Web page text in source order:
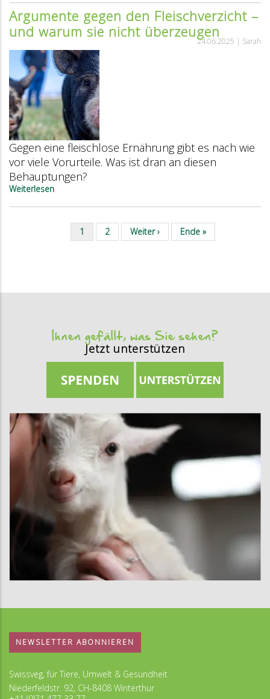
renoncer
à
manger
de
la
viande ?
Voici
pourquoi
les
arguments
contre
ne
tiennent
pas
la
route !
Argumente gegen den Fleischverzicht –
und warum sie nicht überzeugen
24.06.2025 | Sarah
Gegen eine fleischlose Ernährung gibt es nach wie
vor viele Vorurteile. Was ist dran an diesen
Behauptungen?
Weiterlesen
gegen
Fleischverzicht
Seitennummerierung
Aktuelle
Seite
1 Seite
2
Nächste
Seite
Weiter ›
Letzte
Seite
Ende »
Ihnen gefällt, was Sie sehen?
Jetzt unterstützen
NEWSLETTER ABONNIEREN
Swissveg, für Tiere, Umwelt & Gesundheit
Niederfeldstr. 92, CH-8408 Winterthur